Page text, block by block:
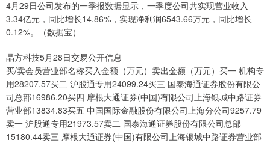
4月29日公司发布的一季报数据显示，一季度公司共实现营业收入
3.34亿元，同比增长14.86%，实现净利润6543.66万元，同比增长
0.12%。（数据宝）
晶方科技5月28日交易公开信息
买/卖会员营业部名称买入金额（万元）卖出金额（万元）买一 机构专
用28207.57买二 沪股通专用24099.24买三 国泰海通证券股份有限公
司总部16986.20买四 摩根大通证券(中国)有限公司上海银城中路证券
营业部13834.83买五 中国国际金融股份有限公司上海分公司9257.79
卖一 沪股通专用21973.57卖二 国泰海通证券股份有限公司总部
15180.44卖三 摩根大通证券(中国)有限公司上海银城中路证券营业部